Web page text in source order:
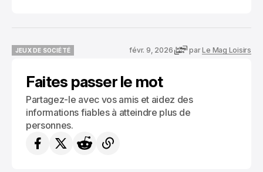
JEUX DE SOCIÉTÉ
févr. 9, 2026 parLe Mag Loisirs
Faites passer le mot
Partagez-le avec vos amis et aidez des
informations fiables à atteindre plus de
personnes.